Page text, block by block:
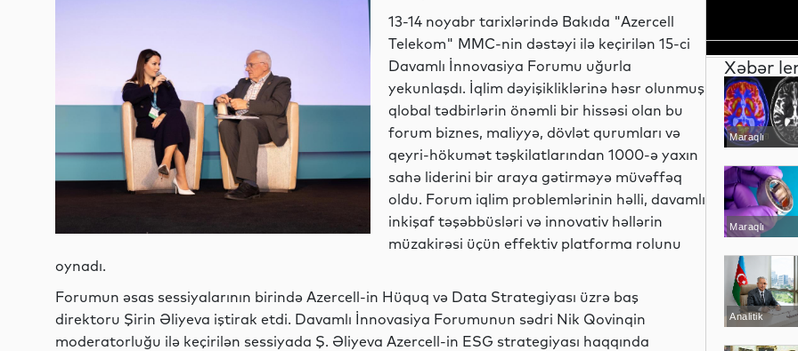
13-14 noyabr tarixlərində Bakıda "Azercell
Telekom" MMC-nin dəstəyi ilə keçirilən 15-ci
Davamlı İnnovasiya Forumu uğurla
yekunlaşdı. İqlim dəyişikliklərinə həsr olunmuş
qlobal tədbirlərin önəmli bir hissəsi olan bu
forum biznes, maliyyə, dövlət qurumları və
qeyri-hökumət təşkilatlarından 1000-ə yaxın
sahə liderini bir araya gətirməyə müvəffəq
oldu. Forum iqlim problemlərinin həlli, davamlı
inkişaf təşəbbüsləri və innovativ həllərin
müzakirəsi üçün effektiv platforma rolunu
oynadı.
Forumun əsas sessiyalarının birində Azercell-in Hüquq və Data Strategiyası üzrə baş
direktoru Şirin Əliyeva iştirak etdi. Davamlı İnnovasiya Forumunun sədri Nik Qovinqin
moderatorluğu ilə keçirilən sessiyada Ş. Əliyeva Azercell-in ESG strategiyası haqqında
Xəbər
Maraqlı
Maraqlı
Analitik